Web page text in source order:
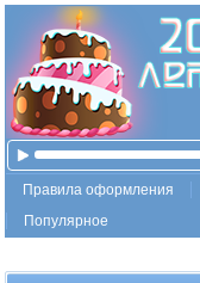
Правила оформления
Популярное